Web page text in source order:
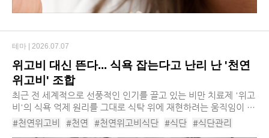
위고비 대신 뜬다... 식욕 잡는다고 난리 난 '천연
위고비' 조합
최근 전 세계적으로 선풍적인 인기를 끌고 있는 비만 치료제 '위고
비'의 식욕 억제 원리를 그대로 식탁 위에 재현하려는 움직임이 뜨
겁습니다. 그 중심에는 누구나 냉장고에서 쉽게 찾아볼 수 있는 아
#천연위고비 #천연 #천연위고비식단 #식단 #식단관리
테마 | 2026.07.07